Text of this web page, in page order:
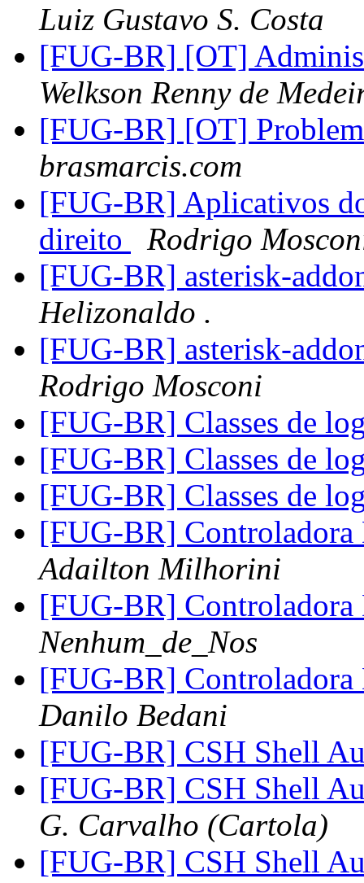
Luiz Gustavo S. Costa
[FUG-BR] [OT]
Welkson Renny de
[FUG-BR] [OT]
brasmarcis.com
[FUG-BR] Aplicativos
direito
Rodrigo
[FUG-BR] asterisk-
Helizonaldo .
[FUG-BR] asterisk-
Rodrigo Mosconi
[FUG-BR] Classes de
[FUG-BR] Classes de
[FUG-BR] Classes de
[FUG-BR] Controladora
Adailton Milhorini
[FUG-BR] Controladora
Nenhum_de_Nos
[FUG-BR] Controladora
Danilo Bedani
[FUG-BR] CSH Shell
[FUG-BR] CSH Shell
G. Carvalho (Cartola)
[FUG-BR] CSH Shell